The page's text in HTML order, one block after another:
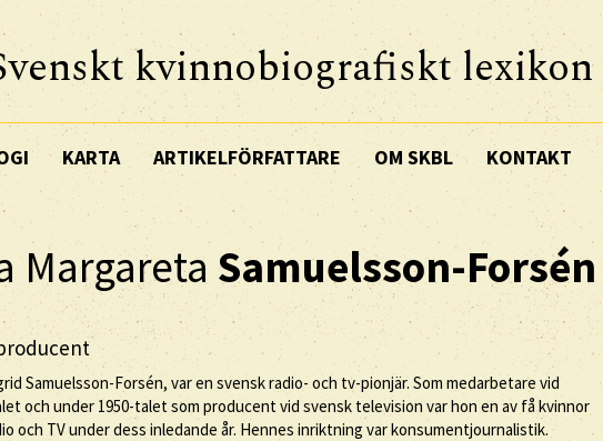
kvinnobiografiskt lexikon
KARTA ARTIKELFÖRFATTARE OM SKBL KONTAKT
MargaretaSamuelsson-Forsén
Samuelsson-Forsén, var en svensk radio- och tv-pionjär. Som medarbetare vid
och under 1950-talet som producent vid svensk television var hon en av få kvinnor
och TV under dess inledande år. Hennes inriktning var konsumentjournalistik.